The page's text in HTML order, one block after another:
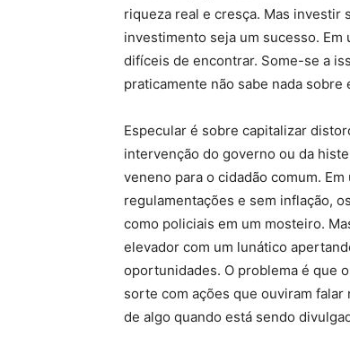
riqueza real e cresça. Mas investir
investimento seja um sucesso.
difíceis de encontrar. Some-se a
praticamente não sabe nada
Especular é sobre capitalizar
intervenção do governo ou da
veneno para o cidadão comum.
regulamentações e sem inflação,
como policiais em um mosteiro.
elevador com um lunático
oportunidades. O problema é que
sorte com ações que ouviram
de algo quando está sendo